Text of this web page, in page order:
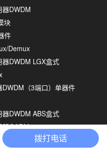
DWDM
块
件
Demux
DWDM LGX盒式
（3端口）单器件
DWDM ABS盒式
器OADM
拨打电话